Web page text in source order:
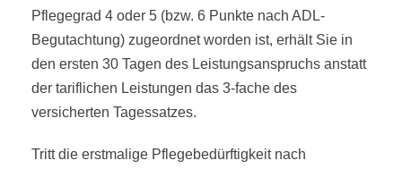
Pflegegrad 4 oder 5 (bzw. 6 Punkte nach ADL-
Begutachtung) zugeordnet worden ist, erhält Sie in
den ersten 30 Tagen des Leistungsanspruchs anstatt
der tariflichen Leistungen das 3-fache des
versicherten Tagessatzes.
Tritt die erstmalige Pflegebedürftigkeit nach